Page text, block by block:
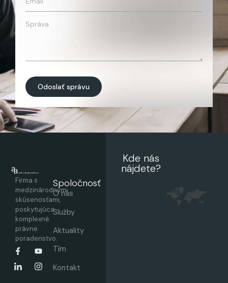
Odoslať správu
Firma s
medzinárodnými
skúsenosťami,
poskytujúca
komplexné
právne
poradenstvo.
Spoločnosť
O nás
Služby
Aktuality
Tím
Kontakt
Kde nás
nájdete?